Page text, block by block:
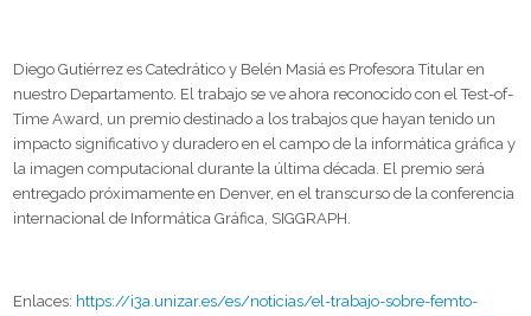
Diego Gutiérrez es Catedrático y Belén Masiá es Profesora Titular en
nuestro Departamento. El trabajo se ve ahora reconocido con el Test-of-
Time Award, un premio destinado a los trabajos que hayan tenido un
impacto significativo y duradero en el campo de la informática gráfica y
la imagen computacional durante la última década. El premio será
entregado próximamente en Denver, en el transcurso de la conferencia
internacional de Informática Gráfica, SIGGRAPH.
Enlaces: https://i3a.unizar.es/es/noticias/el-trabajo-sobre-femto-